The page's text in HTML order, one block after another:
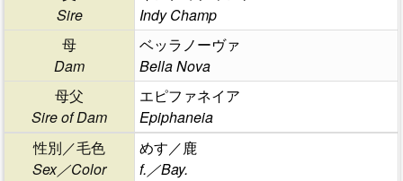
Sire
Indy Champ
母
Dam
ベッラノーヴァ
Bella Nova
母父
Sire of Dam
エピファネイア
Epiphaneia
性別／毛色
Sex／Color
めす／鹿
f.／Bay.